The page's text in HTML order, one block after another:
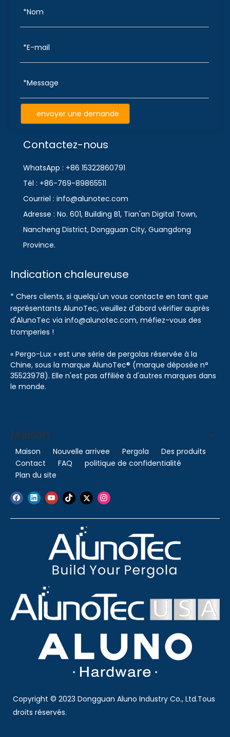
envoyer une demande
Contactez-nous
WhatsApp : +86 15322860791
Tél : +86-769-89865511
Courriel : info@alunotec.com
Adresse : No. 601, Building B1, Tian'an Digital Town,
Nancheng District, Dongguan City, Guangdong
Province.
Indication chaleureuse
* Chers clients, si quelqu'un vous contacte en tant que
représentants AlunoTec, veuillez d'abord vérifier auprès
d'AlunoTec via info@alunotec.com, méfiez-vous des
tromperies !
« Pergo-Lux » est une série de pergolas réservée à la
Chine, sous la marque AlunoTec® (marque déposée n°
35523978). Elle n'est pas affiliée à d'autres marques dans
le monde.
Maison
Maison Nouvelle arrivee Pergola
Des produits
Contact
FAQ
politique de confidentialité
Plan du site
Copyright © 2023 Dongguan Aluno Industry Co., Ltd.Tous
droits réservés.